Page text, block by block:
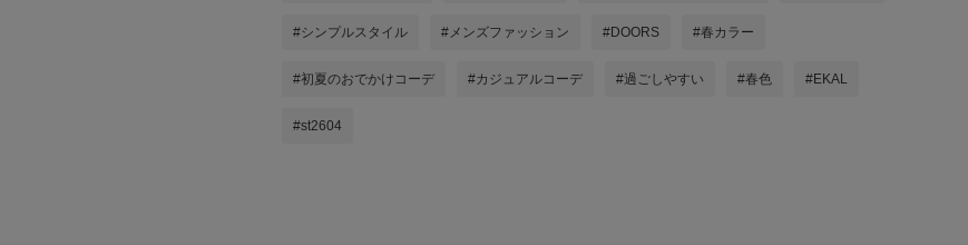
#シンプルスタイル #メンズファッション #DOORS #春カラー
#初夏のおでかけコーデ #カジュアルコーデ #過ごしやすい #春色 #EKAL
#st2604